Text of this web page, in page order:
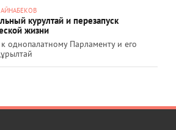
курултай и перезапуск
жизни
однопалатному Парламенту и его